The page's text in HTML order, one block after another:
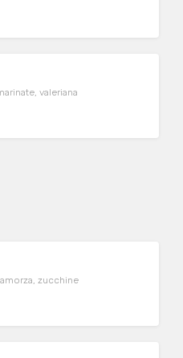
valeriana
zucchine